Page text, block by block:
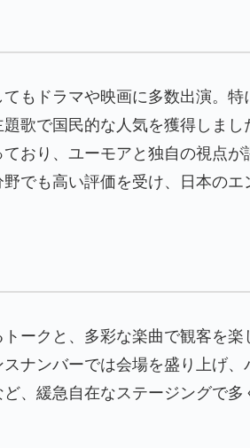
もドラマや映画に多数出演。特
歌で国民的な人気を獲得しまし
おり、ユーモアと独自の視点が
でも高い評価を受け、日本のエ
ークと、多彩な楽曲で観客を楽
ナンバーでは会場を盛り上げ、
、緩急自在なステージングで多